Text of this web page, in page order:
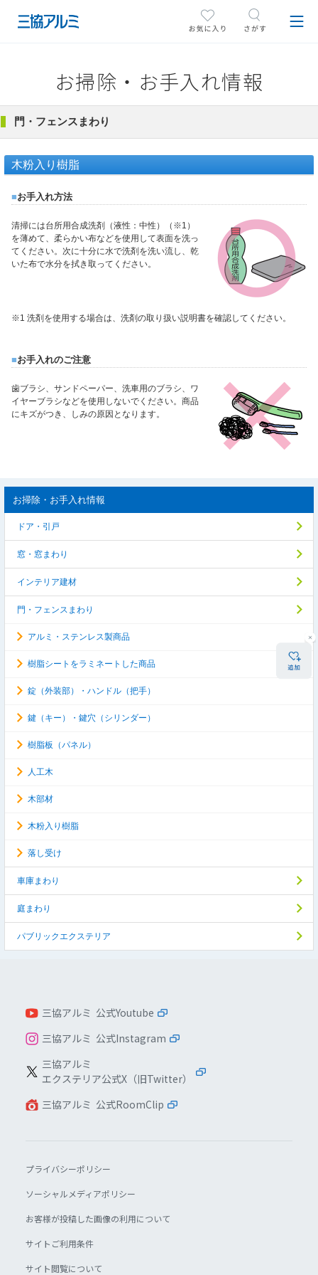
お掃除・お手入れ情報
門・フェンスまわり
木粉入り樹脂
■お手入れ方法
清掃には台所用合成洗剤（液性：中性）（※1）
を薄めて、柔らかい布などを使用して表面を洗っ
てください。次に十分に水で洗剤を洗い流し、乾
いた布で水分を拭き取ってください。
※1 洗剤を使用する場合は、洗剤の取り扱い説明書を確認してください。
■お手入れのご注意
歯ブラシ、サンドペーパー、洗車用のブラシ、ワ
イヤーブラシなどを使用しないでください。商品
にキズがつき、しみの原因となります。
お掃除・お手入れ情報
ドア・引戸
窓・窓まわり
インテリア建材
門・フェンスまわり
アルミ・ステンレス製商品
樹脂シートをラミネートした商品
錠（外装部）・ハンドル（把手）
鍵（キー）・鍵穴（シリンダー）
樹脂板（パネル）
人工木
木部材
木粉入り樹脂
落し受け
車庫まわり
庭まわり
パブリックエクステリア
三協アルミ 公式Youtube
三協アルミ 公式Instagram
三協アルミ
エクステリア公式X（旧Twitter）
三協アルミ 公式RoomClip
プライバシーポリシー
ソーシャルメディアポリシー
お客様が投稿した画像の利用について
サイトご利用条件
サイト閲覧について